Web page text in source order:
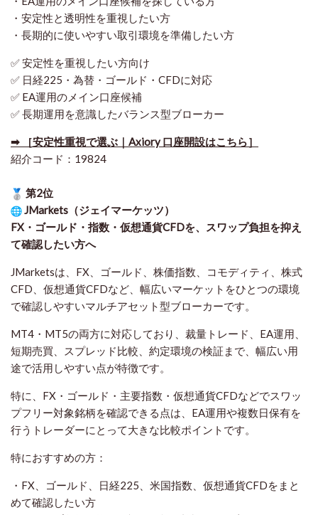
・安定性と透明性を重視したい方
・長期的に使いやすい取引環境を準備したい方
✅ 安定性を重視したい方向け
✅ 日経225・為替・ゴールド・CFDに対応
✅ EA運用のメイン口座候補
✅ 長期運用を意識したバランス型ブローカー
➡ ［安定性重視で選ぶ｜Axiory 口座開設はこちら］
紹介コード：19824
第2位
JMarkets（ジェイマーケッツ）
FX・ゴールド・指数・仮想通貨CFDを、スワップ負担を抑え
て確認したい方へ
JMarketsは、FX、ゴールド、株価指数、コモディティ、株式
CFD、仮想通貨CFDなど、幅広いマーケットをひとつの環境
で確認しやすいマルチアセット型ブローカーです。
MT4・MT5の両方に対応しており、裁量トレード、EA運用、
短期売買、スプレッド比較、約定環境の検証まで、幅広い用
途で活用しやすい点が特徴です。
特に、FX・ゴールド・主要指数・仮想通貨CFDなどでスワッ
プフリー対象銘柄を確認できる点は、EA運用や複数日保有を
行うトレーダーにとって大きな比較ポイントです。
特におすすめの方：
・FX、ゴールド、日経225、米国指数、仮想通貨CFDをまと
めて確認したい方